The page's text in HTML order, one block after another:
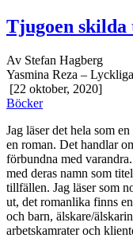
Tjugoen skilda
Av Stefan Hagberg
Yasmina Reza –
[22 oktober, 2020]
Böcker
Jag läser det hela som
en roman. Det handlar
förbundna med
med deras namn som
tillfällen. Jag läser som
ut, det romanlika finns
och barn, älskare/
arbetskamrater och